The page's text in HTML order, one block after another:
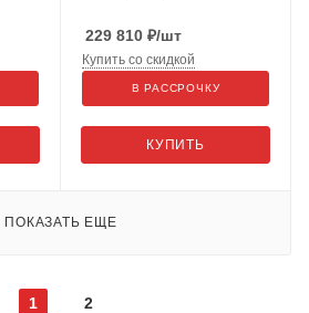
229 810 ₽/шт
КУПИТЬ
Купить со скидкой
В РАССРОЧКУ
ПОКАЗАТЬ ЕЩЕ
1 2